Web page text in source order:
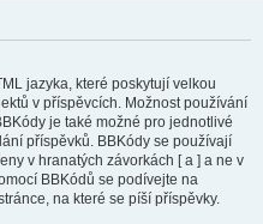
jazyka, které poskytují velkou
v příspěvcích. Možnost používání
je také možné pro jednotlivé
příspěvků. BBKódy se používají
v hranatých závorkách [ a ] a ne v
BBKódů se podívejte na
na které se píší příspěvky.